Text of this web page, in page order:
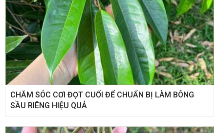
CHĂM SÓC CƠI ĐỌT CUỐI ĐỂ CHUẨN BỊ LÀM BÔNG
SẦU RIÊNG HIỆU QUẢ